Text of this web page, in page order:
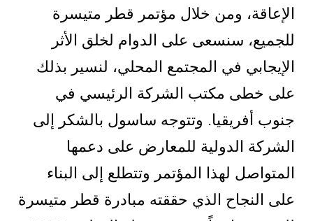
الإعاقة، ومن خلال مؤتمر قطر متيسرة
للجميع، سنسعى على الدوام لخلق الأثر
الإيجابي في المجتمع المحلي، لنسير بذلك
على خطى مكتب الشركة الرئيسي في
جنوب أفريقيا. وتتوجه ساسول بالشكر إلى
الشركة الدولية للمعارض على دعمها
المتواصل لهذا المؤتمر وتتطلع إلى البناء
على النجاح الذي حققته مبادرة قطر متيسرة